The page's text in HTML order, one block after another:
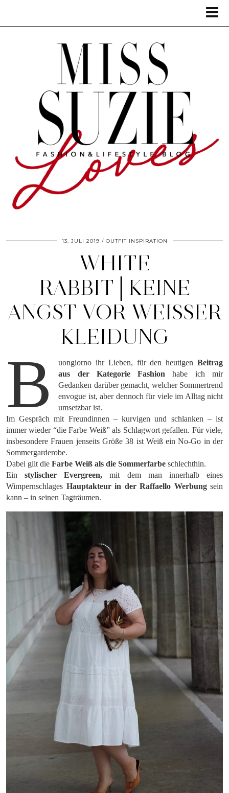
13. JULI 2019 OUTFIT INSPIRATION
WHITE
RABBIT│KEINE
ANGST VOR WEISSER K
LEIDUNG
B uongiorno ihr Lieben, für den heutigen Beitrag
aus der Kategorie Fashionhabe ich mir
Gedanken darüber gemacht, welcher Sommertrend
envogue ist, aber dennoch für viele im Alltag nicht
umsetzbar ist.
Im Gespräch mit Freundinnen – kurvigen und schlanken – ist
immer wieder “die Farbe Weiß” als Schlagwort gefallen. Für viele,
insbesondere Frauen jenseits Größe 38 ist Weiß ein No-Go in der
Sommergarderobe.
Dabei gilt die Farbe Weiß als die Sommerfarbe schlechthin.
Einstylischer Evergreen,mit dem man innerhalb eines
Wimpernschlages Hauptakteur in der Raffaello Werbung sein
kann – in seinen Tagträumen.